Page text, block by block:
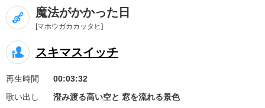
ユーザー検索
キャンペーン
お知らせ よくあるご質問
魔法がかかった日
[マホウガカカッタヒ]
スキマスイッチ
再生時間
00:03:32
歌い出し
澄み渡る高い空と 窓を流れる景色